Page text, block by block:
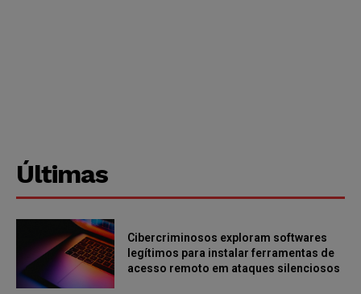
Últimas
Cibercriminosos exploram softwares
legítimos para instalar ferramentas de
acesso remoto em ataques silenciosos